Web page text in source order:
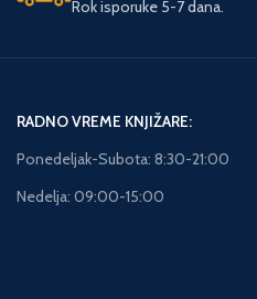
Rok isporuke 5-7 dana.
RADNO VREME KNJIŽARE:
Ponedeljak-Subota: 8:30-21:00
Nedelja: 09:00-15:00